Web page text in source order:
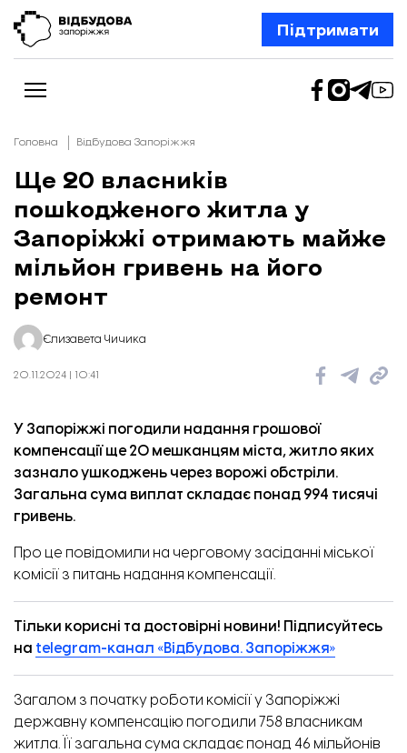
Підтримати
Новини
Відбудова Запоріжжя
Ексклюзив
Бізнес
Шлях додому
Відбудова. Життя
Колонки
Про нас
Редакційна політика
Головна Відбудова Запоріжжя
Ще 20 власників
пошкодженого житла у
Запоріжжі отримають майже
мільйон гривень на його
ремонт
Єлизавета Чичика
20.11.2024 | 10:41
У Запоріжжі погодили надання грошової
компенсації ще 20 мешканцям міста, житло яких
зазнало ушкоджень через ворожі обстріли.
Загальна сума виплат складає понад 994 тисячі
гривень.
Про це повідомили на черговому засіданні міської
комісії з питань надання компенсації.
Тільки корисні та достовірні новини! Підписуйтесь
на telegram-канал «Відбудова. Запоріжжя»
Загалом з початку роботи комісії у Запоріжжі
державну компенсацію погодили 758 власникам
житла. Її загальна сума складає понад 46 мільйонів